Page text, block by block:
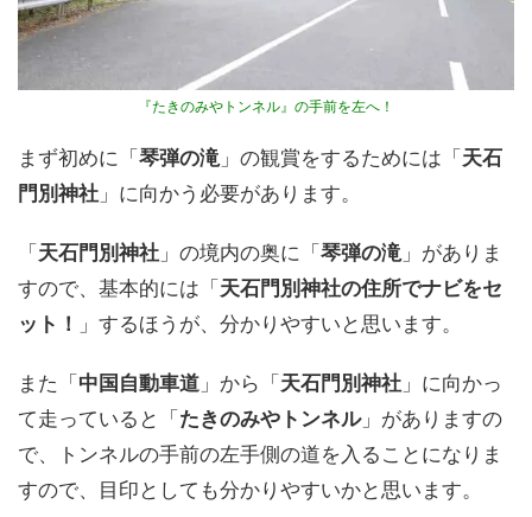
『たきのみやトンネル』の手前を左へ！
まず初めに「琴弾の滝 」の観賞をするためには「天石
門別神社 」に向かう必要があります。
「天石門別神社 」の境内の奥に「琴弾の滝 」がありま
すので、基本的には「天石門別神社の住所でナビをセ
ット！
」するほうが、分かりやすいと思います。
また「中国自動車道 」から「天石門別神社 」に向かっ
て走っていると「たきのみやトンネル」がありますの
で、トンネルの手前の左手側の道を入ることになりま
すので、目印としても分かりやすいかと思います。